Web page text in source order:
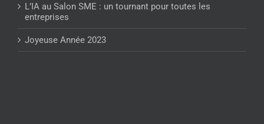
L’IA au Salon SME : un tournant pour toutes les
entreprises
Joyeuse Année 2023